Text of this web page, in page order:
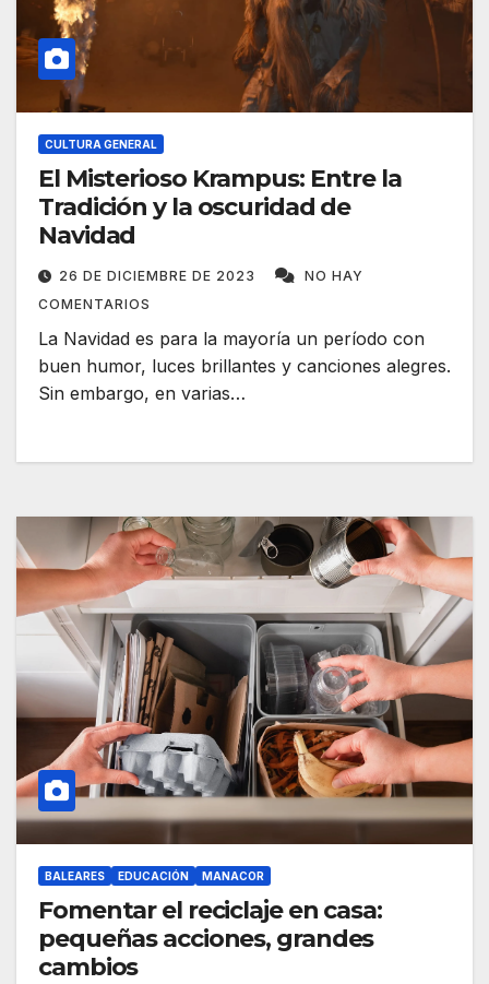
CULTURA GENERAL
El Misterioso Krampus: Entre la
Tradición y la oscuridad de
Navidad
26 DE DICIEMBRE DE 2023
NO HAY
COMENTARIOS
La Navidad es para la mayoría un período con
buen humor, luces brillantes y canciones alegres.
Sin embargo, en varias…
BALEARES EDUCACIÓN MANACOR
Fomentar el reciclaje en casa:
pequeñas acciones, grandes
cambios